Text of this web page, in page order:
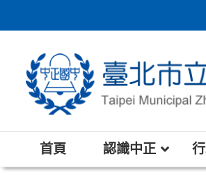
至
區
首頁 認識中正